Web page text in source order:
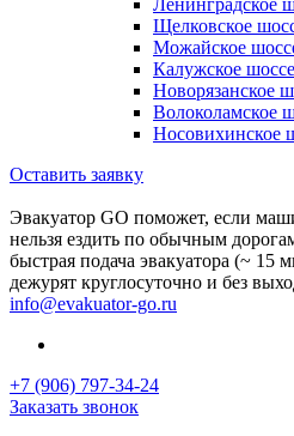
Ленинградское
Щелковское
Можайское
Калужское шоссе
Новорязанское
Волоколамское
Носовихинское
Оставить заявку
Эвакуатор GO поможет, если
нельзя ездить по обычным
быстрая подача эвакуатора (~ 15
дежурят круглосуточно и без
info@evakuator-go.ru
+7 (906) 797-34-24
Заказать звонок